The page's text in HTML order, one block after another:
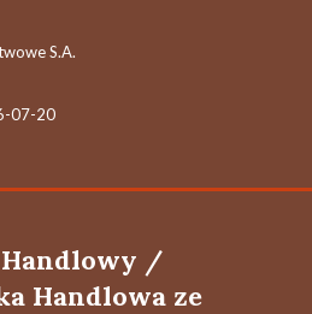
S.A.
07-20
/
Handlowa ze